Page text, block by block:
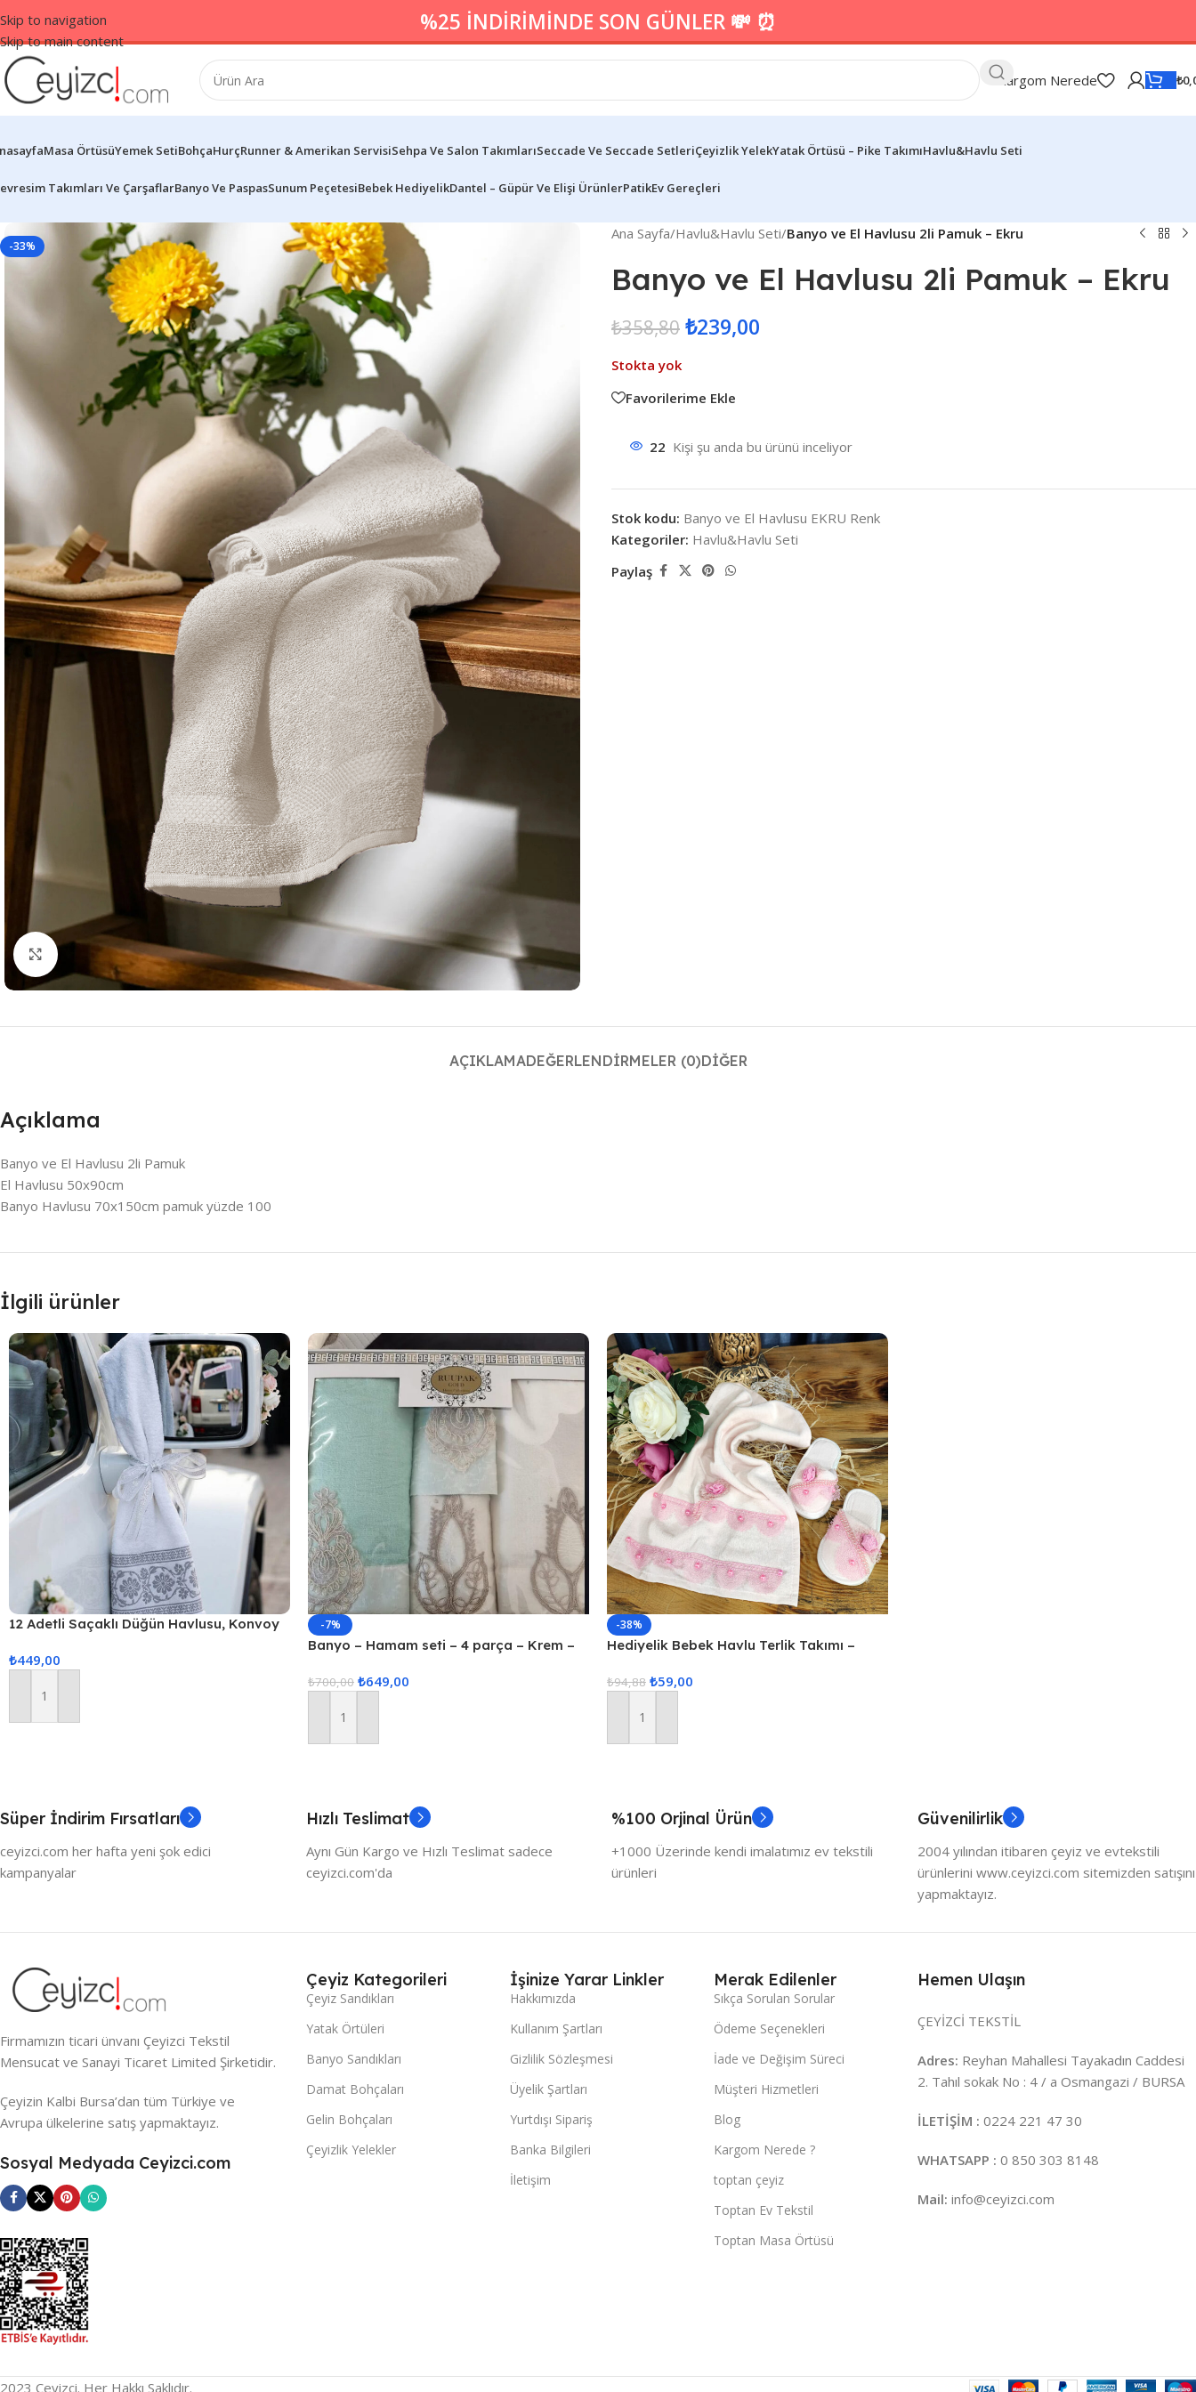
Skip to navigation
Skip to main content
%25 İNDİRİMİNDE SON GÜNLER 💸 ⏰
Kargom Nerede ₺
Masa ÖrtüsüYemek SetiBohçaHurçRunner & Amerikan ServisiSehpa Ve Salon TakımlarıSeccade Ve Seccade SetleriÇeyizlik YelekYatak Örtüsü – Pike TakımıHavlu&Havlu Seti
Takımları Ve ÇarşaflarBanyo Ve PaspasSunum PeçetesiBebek HediyelikDantel – Güpür Ve Elişi ÜrünlerPatikEv Gereçleri
-33%
Resmi Büyüt
Ana Sayfa/Havlu&Havlu Seti/Banyo ve El Havlusu 2li Pamuk – Ekru
Banyo ve El Havlusu 2li Pamuk – Ekru
₺358,80 ₺239,00
Stokta yok
Favorilerime Ekle
22 Kişi şu anda bu ürünü inceliyor
Stok kodu: Banyo ve El Havlusu EKRU Renk
Kategoriler: Havlu&Havlu Seti
Paylaş
AÇIKLAMADEĞERLENDIRMELER (0)DIĞER
Açıklama
Banyo ve El Havlusu 2li Pamuk
El Havlusu 50x90cm
Banyo Havlusu 70x150cm pamuk yüzde 100
İlgili ürünler
12 Adetli Saçaklı Düğün Havlusu, Konvoy
₺449,00
Sepete Ekle
-7%
Banyo – Hamam seti – 4 parça – Krem –
₺700,00 ₺649,00
Sepete Ekle
-38%
Hediyelik Bebek Havlu Terlik Takımı –
₺94,88 ₺59,00
Sepete Ekle
Süper İndirim Fırsatları
ceyizci.com her hafta yeni şok edici
kampanyalar
Hızlı Teslimat
Aynı Gün Kargo ve Hızlı Teslimat sadece
ceyizci.com'da
%100 Orjinal Ürün
+1000 Üzerinde kendi imalatımız ev tekstili
ürünleri
Güvenilirlik
2004 yılından itibaren çeyiz ve evtekstili
ürünlerini www.ceyizci.com sitemizden satışını
yapmaktayız.
Firmamızın ticari ünvanı Çeyizci Tekstil
Mensucat ve Sanayi Ticaret Limited Şirketidir.
Çeyizin Kalbi Bursa’dan tüm Türkiye ve
Avrupa ülkelerine satış yapmaktayız.
Sosyal Medyada Ceyizci.com
Çeyiz Kategorileri
Çeyiz Sandıkları
Yatak Örtüleri
Banyo Sandıkları
Damat Bohçaları
Gelin Bohçaları
Çeyizlik Yelekler
İşinize Yarar Linkler
Hakkımızda
Kullanım Şartları
Gizlilik Sözleşmesi
Üyelik Şartları
Yurtdışı Sipariş
Banka Bilgileri
İletişim
Merak Edilenler
Sıkça Sorulan Sorular
Ödeme Seçenekleri
İade ve Değişim Süreci
Müşteri Hizmetleri
Blog
Kargom Nerede ?
toptan çeyiz
Toptan Ev Tekstil
Toptan Masa Örtüsü
Hemen Ulaşın
ÇEYİZCİ TEKSTİL
Adres: Reyhan Mahallesi Tayakadın Caddesi
2. Tahıl sokak No : 4 / a Osmangazi / BURSA
İLETİŞİM : 0224 221 47 30
WHATSAPP : 0 850 303 8148
Mail: info@ceyizci.com
2023 Çeyizci. Her Hakkı Saklıdır.